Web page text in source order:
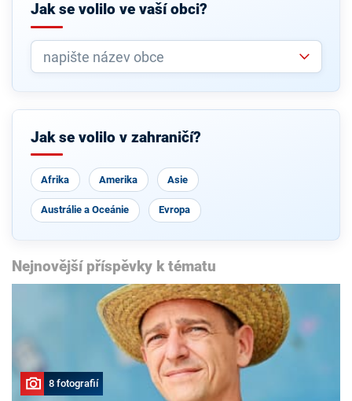
Jak se volilo ve vaší obci?
Jak se volilo v zahraničí?
Afrika Amerika Asie
Austrálie a Oceánie Evropa
Nejnovější příspěvky k tématu
8 fotografií